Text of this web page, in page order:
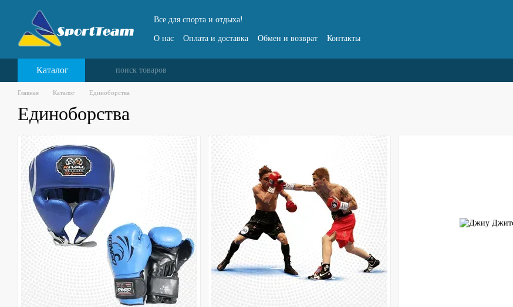
Перейти к основному контенту
Все для спорта и отдыха!
О нас Оплата и доставка Обмен и возврат Контакты
Каталог
Главная Каталог Единоборства
Единоборства